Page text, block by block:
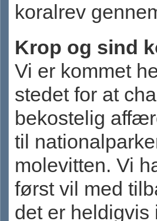
koralrev
Krop og sind
Vi er kommet
stedet for at
bekostelig
til
molevitten. Vi
først vil med
det er heldigvis